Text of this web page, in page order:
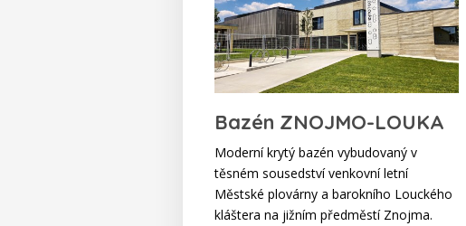
Bazén ZNOJMO-LOUKA
Moderní krytý bazén vybudovaný v
těsném sousedství venkovní letní
Městské plovárny a barokního Louckého
kláštera na jižním předměstí Znojma.